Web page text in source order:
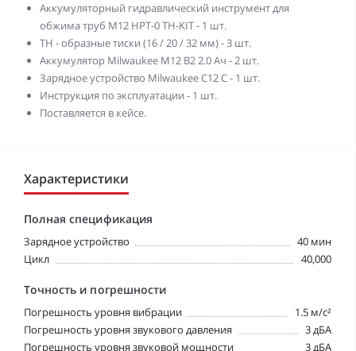
Аккумуляторный гидравлический инструмент для
обжима труб M12 HPT-0 TH-KIT - 1 шт.
TH - образные тиски (16 / 20 / 32 мм) - 3 шт.
Аккумулятор Milwaukee M12 B2 2.0 Ач - 2 шт.
Зарядное устройство Milwaukee C12 C - 1 шт.
Инструкция по эксплуатации - 1 шт.
Поставляется в кейсе.
Характеристики
Полная спецификация
Зарядное устройство
40 мин
Цикл
40,000
Точность и погрешности
Погрешность уровня вибрации
1.5 м/с²
Погрешность уровня звукового давления
3 дБА
Погрешность уровня звуковой мощности
3 дБА